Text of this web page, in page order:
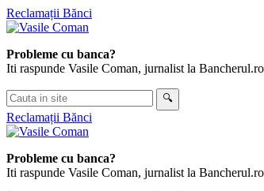
Skip
to
Reclamații Bănci
Probleme cu banca?
Iti raspunde Vasile Coman, jurnalist la Bancherul.ro
Cauta
in
site
🔍
Reclamații Bănci
Probleme cu banca?
Iti raspunde Vasile Coman, jurnalist la Bancherul.ro